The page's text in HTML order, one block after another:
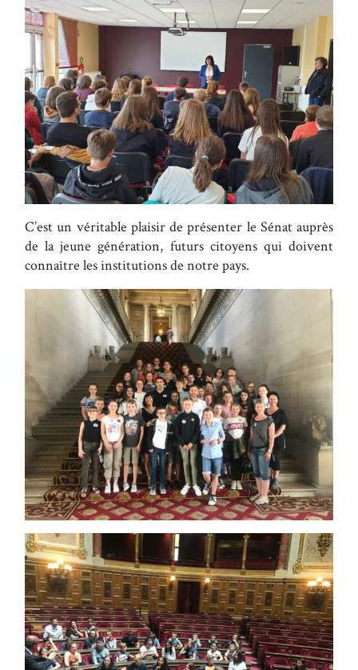
C’est un véritable plaisir de présenter le Sénat auprès
de la jeune génération, futurs citoyens qui doivent
connaître les institutions de notre pays.